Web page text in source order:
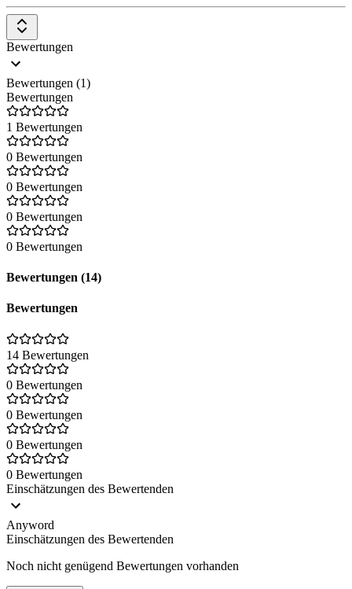
Bewertungen
Bewertungen (1)
Bewertungen
1 Bewertungen
0 Bewertungen
0 Bewertungen
0 Bewertungen
0 Bewertungen
Bewertungen (14)
Bewertungen
14 Bewertungen
0 Bewertungen
0 Bewertungen
0 Bewertungen
0 Bewertungen
Einschätzungen des Bewertenden
Anyword
Einschätzungen des Bewertenden
Noch nicht genügend Bewertungen vorhanden